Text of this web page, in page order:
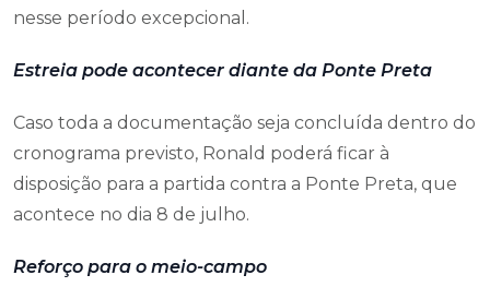
nesse período excepcional.
Estreia pode acontecer diante da Ponte Preta
Caso toda a documentação seja concluída dentro do
cronograma previsto, Ronald poderá ficar à
disposição para a partida contra a Ponte Preta, que
acontece no dia 8 de julho.
Reforço para o meio-campo